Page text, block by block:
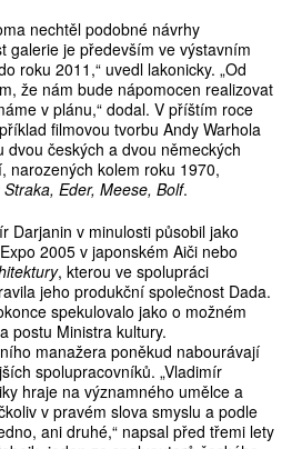
nechtěl podobné návrhy
galerie je především ve výstavním
roku 2011,“ uvedl lakonicky. „Od
že nám bude nápomocen realizovat
v plánu,“ dodal. V příštím roce
filmovou tvorbu Andy Warhola
dvou českých a dvou německých
narozených kolem roku 1970,
Eder, Meese, Bolf.
Darjanin v minulosti působil jako
2005 v japonském Aiči nebo
, kterou ve spolupráci
jeho produkční společnost Dada.
spekulovalo jako o možném
postu Ministra kultury.
manažera poněkud nabourávají
spolupracovníků. „Vladimír
hraje na významného umělce a
v pravém slova smyslu a podle
ani druhé,“ napsal před třemi lety